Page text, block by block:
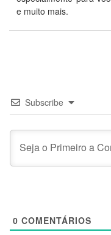
e muito mais.
Subscribe
0 COMENTÁRIOS